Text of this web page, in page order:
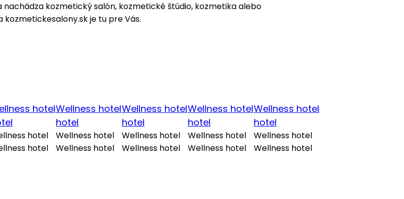
nachádza kozmetický salón, kozmetické štúdio, kozmetika alebo
je tu pre Vás.
hotel
hotel
hotel
Wellness hotel
hotel
Wellness hotel
Wellness hotel
Wellness hotel
hotel
Wellness hotel
Wellness hotel
Wellness hotel
hotel
Wellness hotel
Wellness hotel
Wellness hotel
hotel
Wellness hotel
Wellness hotel